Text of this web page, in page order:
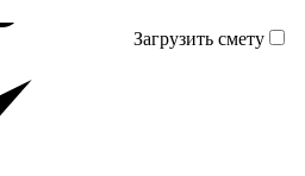
Загрузить смету